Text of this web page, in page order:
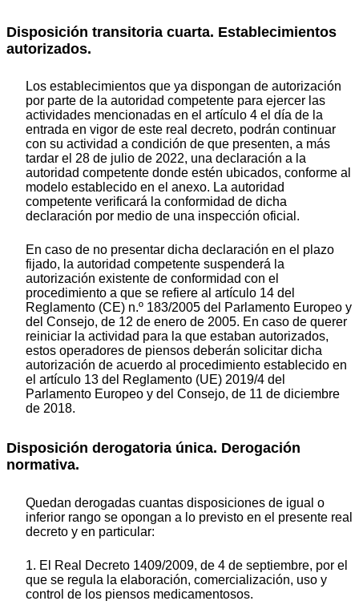
Disposición transitoria cuarta. Establecimientos
autorizados.
Los establecimientos que ya dispongan de autorización
por parte de la autoridad competente para ejercer las
actividades mencionadas en el artículo 4 el día de la
entrada en vigor de este real decreto, podrán continuar
con su actividad a condición de que presenten, a más
tardar el 28 de julio de 2022, una declaración a la
autoridad competente donde estén ubicados, conforme al
modelo establecido en el anexo. La autoridad
competente verificará la conformidad de dicha
declaración por medio de una inspección oficial.
En caso de no presentar dicha declaración en el plazo
fijado, la autoridad competente suspenderá la
autorización existente de conformidad con el
procedimiento a que se refiere al artículo 14 del
Reglamento (CE) n.º 183/2005 del Parlamento Europeo y
del Consejo, de 12 de enero de 2005. En caso de querer
reiniciar la actividad para la que estaban autorizados,
estos operadores de piensos deberán solicitar dicha
autorización de acuerdo al procedimiento establecido en
el artículo 13 del Reglamento (UE) 2019/4 del
Parlamento Europeo y del Consejo, de 11 de diciembre
de 2018.
Disposición derogatoria única. Derogación
normativa.
Quedan derogadas cuantas disposiciones de igual o
inferior rango se opongan a lo previsto en el presente real
decreto y en particular:
1. El Real Decreto 1409/2009, de 4 de septiembre, por el
que se regula la elaboración, comercialización, uso y
control de los piensos medicamentosos.